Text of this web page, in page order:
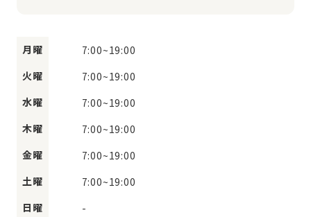
月曜 7:00~19:00
火曜
7:00~19:00
水曜
7:00~19:00
木曜
7:00~19:00
金曜
7:00~19:00
土曜
7:00~19:00
日曜
-